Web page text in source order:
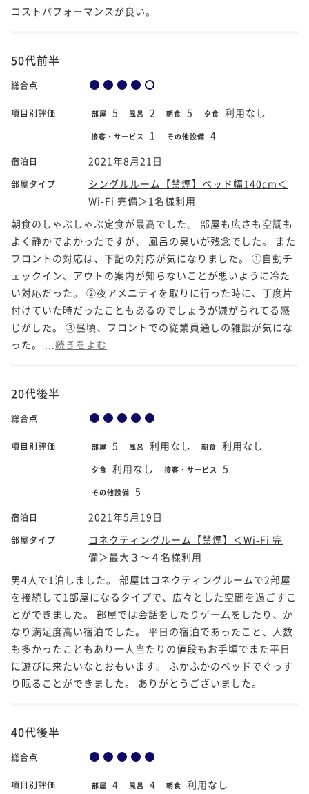
コストパフォーマンスが良い。
50代前半
総合点
項目別評価 部屋 5 風呂 2 朝食 5 夕食 利用なし
接客・サービス 1 その他設備 4
宿泊日 2021年8月21日
部屋タイプ
シングルルーム【禁煙】ベッド幅140cm＜
Wi-Fi 完備＞1名様利用
朝食のしゃぶしゃぶ定食が最高でした。 部屋も広さも空調も
よく静かでよかったですが、 風呂の臭いが残念でした。 また
フロントの対応は、下記の対応が気になりました。 ①自動チ
ェックイン、アウトの案内が知らないことが悪いように冷た
い対応だった。 ②夜アメニティを取りに行った時に、丁度片
付けていた時だったこともあるのでしょうが嫌がられてる感
じがした。 ③昼頃、フロントでの従業員通しの雑談が気にな
った。 ... 続きをよむ
20代後半
総合点
項目別評価 部屋 5 風呂 利用なし 朝食 利用なし
夕食 利用なし 接客・サービス 5
その他設備 5
宿泊日 2021年5月19日
部屋タイプ
コネクティングルーム【禁煙】＜Wi-Fi 完
備＞最大３～４名様利用
男4人で1泊しました。 部屋はコネクティングルームで2部屋
を接続して1部屋になるタイプで、広々とした空間を過ごすこ
とができました。 部屋では会話をしたりゲームをしたり、か
なり満足度高い宿泊でした。 平日の宿泊であったこと、人数
も多かったこともあり一人当たりの値段もお手頃でまた平日
に遊びに来たいなとおもいます。 ふかふかのベッドでぐっす
り眠ることができました。 ありがとうございました。
40代後半
総合点
項目別評価 部屋 4 風呂 4 朝食 利用なし